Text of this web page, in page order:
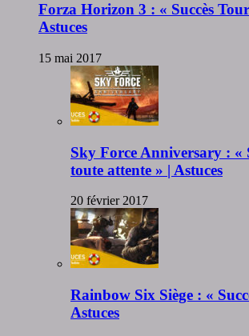
Forza Horizon 3 : « Succès
Astuces
15 mai 2017
Sky Force Anniversary : «
toute attente » | Astuces
20 février 2017
Rainbow Six Siège : «
Astuces